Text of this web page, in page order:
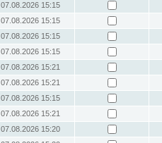
07.08.2026 15:15
07.08.2026 15:15
07.08.2026 15:15
07.08.2026 15:15
07.08.2026 15:21
07.08.2026 15:21
07.08.2026 15:15
07.08.2026 15:21
07.08.2026 15:20